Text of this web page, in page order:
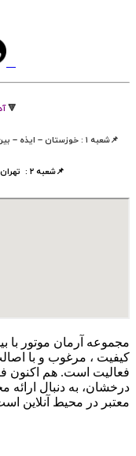
🔻
📌شعبه ۱ : خوزستان – ایذه – بین چهار راه گاز و میدان سپاه ، نبش کوچه شهید ممبینی
📌شعبه ۲ : تهران – میدان قیام – جنب پل ری – پلاک ۴۱۹
کيفيت ، مرغوب و با
فعاليت است. هم اکنون
درخشان، به دنبال ارائه
معتبر در محيط آنلاين